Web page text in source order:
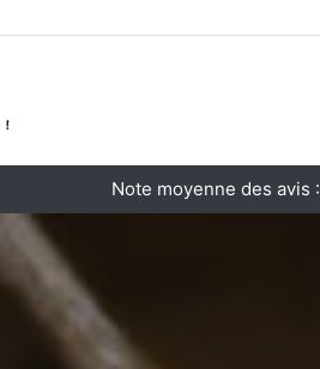
Note moyenne des avis :